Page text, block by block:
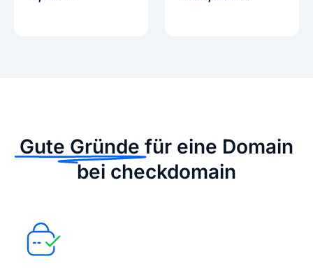
Gute Gründe für eine Domain
bei checkdomain